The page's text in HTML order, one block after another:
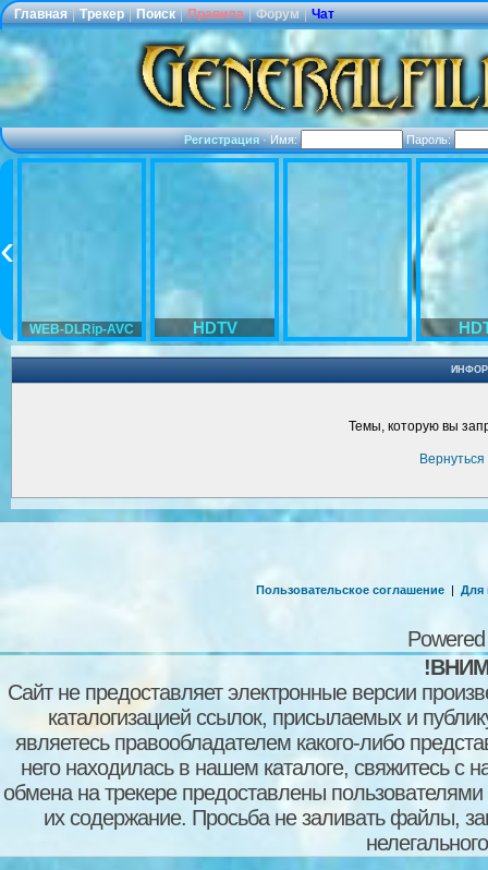
Главная | Трекер | Поиск | Правила | Форум | Чат
Регистрация·Имя: Пароль:
WEB-DLRip-AVC HDTV
Темы, которую вы
Пользовательское соглашение | Для
Сайт не предоставляет электронные версии
каталогизацией ссылок, присылаемых и
являетесь правообладателем какого-либо
него находилась в нашем каталоге, свяжитесь
обмена на трекере предоставлены пользователями
их содержание. Просьба не заливать файлы,